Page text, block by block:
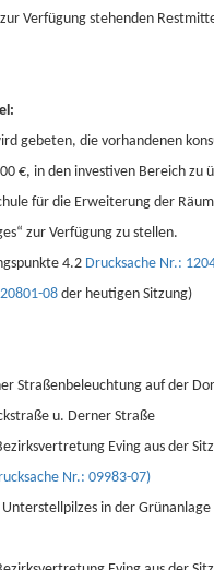
Verfügung stehenden
gebeten, die vorhandenen
€, in den investiven Bereich zu
für die Erweiterung der
zur Verfügung zu stellen.
4.2 Drucksache Nr.:
08 der heutigen Sitzung)
Straßenbeleuchtung auf der
u. Derner Straße
Eving aus der
Nr.: 09983-07)
Unterstellpilzes in der Grünanlage